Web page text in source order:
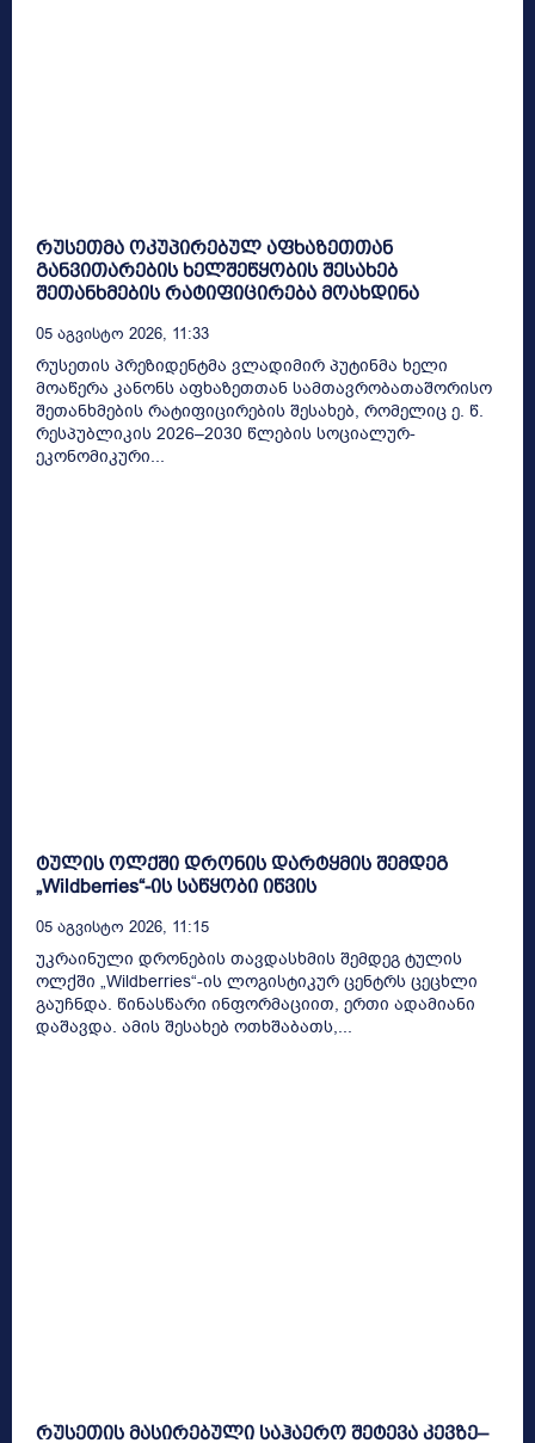
რუსეთმა ოკუპირებულ აფხაზეთთან
განვითარების ხელშეწყობის შესახებ
შეთანხმების რატიფიცირება მოახდინა
05 Აგვისტო 2026, 11:33
რუსეთის პრეზიდენტმა ვლადიმირ პუტინმა ხელი
მოაწერა კანონს აფხაზეთთან სამთავრობათაშორისო
შეთანხმების რატიფიცირების შესახებ, რომელიც ე. წ.
რესპუბლიკის 2026–2030 წლების სოციალურ-
ეკონომიკური...
ტულის ოლქში დრონის დარტყმის შემდეგ
„Wildberries“-ის საწყობი იწვის
05 Აგვისტო 2026, 11:15
უკრაინული დრონების თავდასხმის შემდეგ ტულის
ოლქში „Wildberries“-ის ლოგისტიკურ ცენტრს ცეცხლი
გაუჩნდა. წინასწარი ინფორმაციით, ერთი ადამიანი
დაშავდა. ამის შესახებ ოთხშაბათს,...
რუსეთის მასირებული საჰაერო შეტევა კევზე–